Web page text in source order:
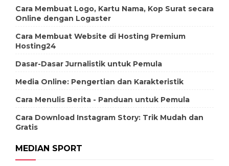
Cara Membuat Logo, Kartu Nama, Kop Surat secara
Online dengan Logaster
Cara Membuat Website di Hosting Premium
Hosting24
Dasar-Dasar Jurnalistik untuk Pemula
Media Online: Pengertian dan Karakteristik
Cara Menulis Berita - Panduan untuk Pemula
Cara Download Instagram Story: Trik Mudah dan
Gratis
MEDIAN SPORT